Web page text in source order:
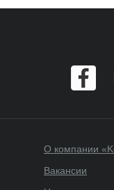
О компании
Вакансии